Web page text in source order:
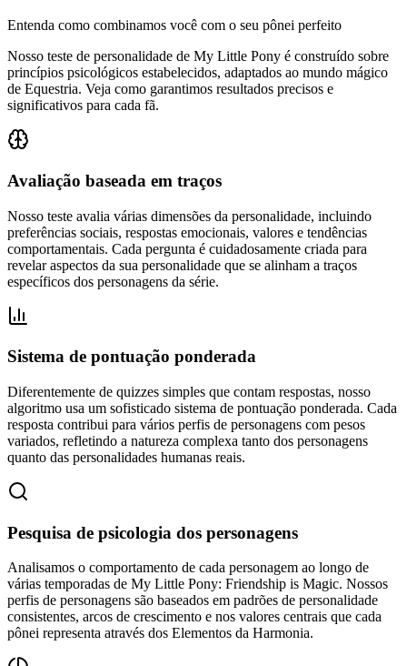
Entenda como combinamos você com o seu pônei perfeito
Nosso teste de personalidade de My Little Pony é construído sobre
princípios psicológicos estabelecidos, adaptados ao mundo mágico
de Equestria. Veja como garantimos resultados precisos e
significativos para cada fã.
Avaliação baseada em traços
Nosso teste avalia várias dimensões da personalidade, incluindo
preferências sociais, respostas emocionais, valores e tendências
comportamentais. Cada pergunta é cuidadosamente criada para
revelar aspectos da sua personalidade que se alinham a traços
específicos dos personagens da série.
Sistema de pontuação ponderada
Diferentemente de quizzes simples que contam respostas, nosso
algoritmo usa um sofisticado sistema de pontuação ponderada. Cada
resposta contribui para vários perfis de personagens com pesos
variados, refletindo a natureza complexa tanto dos personagens
quanto das personalidades humanas reais.
Pesquisa de psicologia dos personagens
Analisamos o comportamento de cada personagem ao longo de
várias temporadas de My Little Pony: Friendship is Magic. Nossos
perfis de personagens são baseados em padrões de personalidade
consistentes, arcos de crescimento e nos valores centrais que cada
pônei representa através dos Elementos da Harmonia.